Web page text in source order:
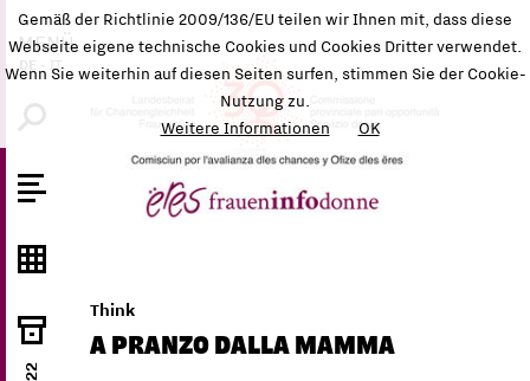
MENÜ
DE - IT
Think
A PRANZO DALLA MAMMA
Gemäß der Richtlinie 2009/136/EU teilen wir Ihnen mit, dass diese
Webseite eigene technische Cookies und Cookies Dritter verwendet.
Wenn Sie weiterhin auf diesen Seiten surfen, stimmen Sie der Cookie-
Nutzung zu.
Weitere Informationen
OK